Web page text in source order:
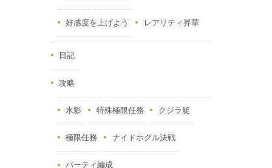
好感度を上げよう レアリティ昇華
日記
攻略
水影 特殊極限任務 クジラ艇
極限任務 ナイドホグル決戦
パーティ編成